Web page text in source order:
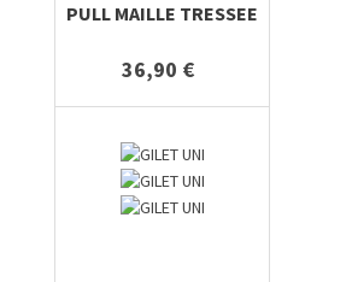
PULL MAILLE TRESSEE
36,90 €